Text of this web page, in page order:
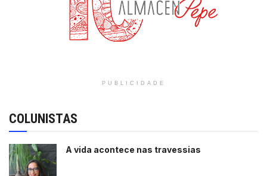
PUBLICIDADE
COLUNISTAS
A vida acontece nas travessias